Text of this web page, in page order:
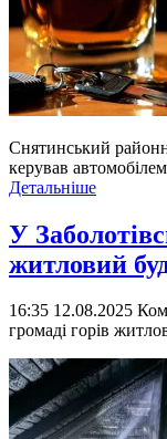
Снятинський
керував
Детальніше
У
житловий
16:35 12.08.2025
громаді горів